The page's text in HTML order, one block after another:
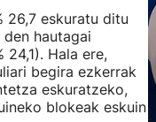
26,7 eskuratu ditu
hautagai
24,1). Hala ere,
begira ezkerrak
eskuratzeko,
blokeak eskuin